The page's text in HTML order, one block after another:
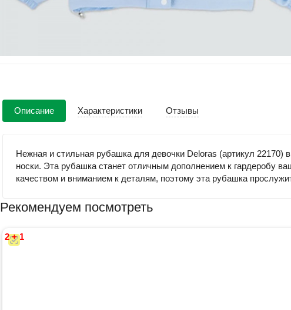
Описание Характеристики Отзывы
Нежная и стильная рубашка для девочки Deloras (артикул 22170)
носки. Эта рубашка станет отличным дополнением к гардеробу
качеством и вниманием к деталям, поэтому эта рубашка
Рекомендуем посмотреть
2 + 1